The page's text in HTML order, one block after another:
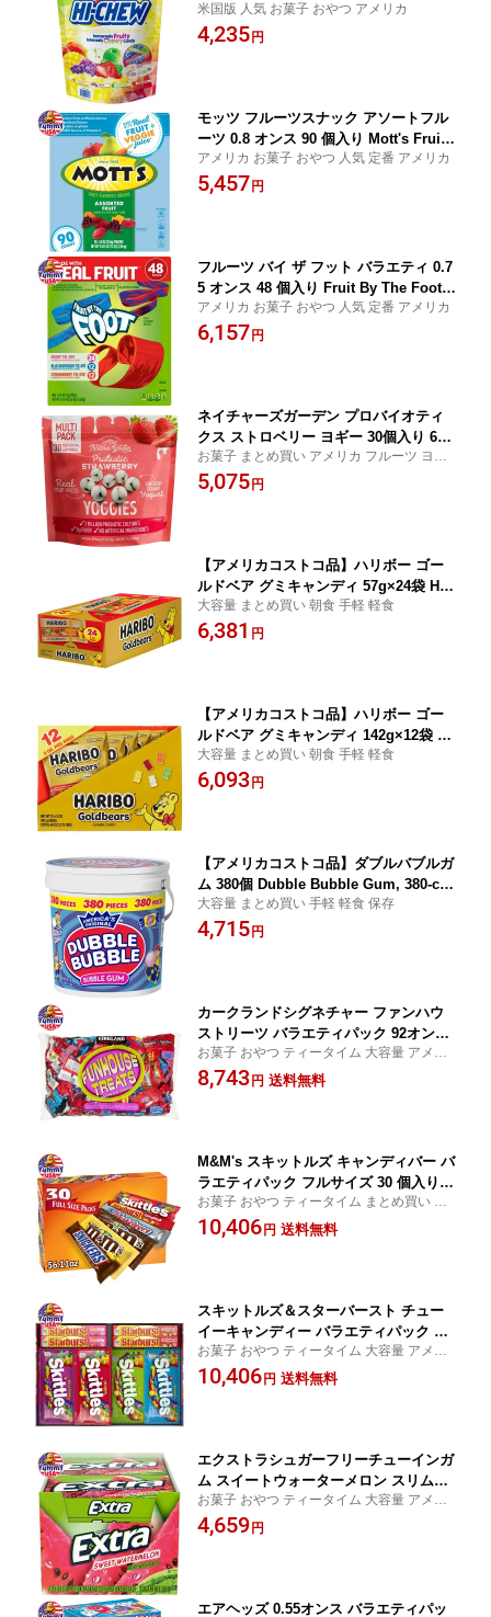
s, Original Mix, 30 oz 日本未発売 大容
量 【お取り寄せ商品】
米国版 人気 お菓子 おやつ アメリカ
4,235 円
モッツ フルーツスナック アソートフル
ーツ 0.8 オンス 90 個入り Mott's Fruit
Snacks, Assorted Fruit, 0.8 oz, 90-cou
nt 日本未発売 大容量 【お取り寄せ商
アメリカ お菓子 おやつ 人気 定番 アメリカ
5,457 円
フルーツ バイ ザ フット バラエティ 0.7
5 オンス 48 個入り Fruit By The Foot,
Variety, 0.75 oz, 48-count 日本未発売
大容量 【お取り寄せ商品】
アメリカ お菓子 おやつ 人気 定番 アメリカ
6,157 円
ネイチャーズガーデン プロバイオティ
クス ストロベリー ヨギー 30個入り 600
g Nature's Garden, Probiotic Strawber
ry Yoggies, 0.7 oz, 30-count 【お取り
お菓子 まとめ買い アメリカ フルーツ ヨー
グルト 手軽
5,075 円
【アメリカコストコ品】ハリボー ゴー
ルドベア グミキャンディ 57g×24袋 Har
ibo Goldbears Gummi Candy, 2 oz, 24
-count 【お取り寄せ商品】【合わせて
大容量 まとめ買い 朝食 手軽 軽食
6,381 円
【アメリカコストコ品】ハリボー ゴー
ルドベア グミキャンディ 142g×12袋 Ha
ribo Goldbears Gummi Candy, 5 oz, 1
2-coun 【お取り寄せ商品】【合わせて
大容量 まとめ買い 朝食 手軽 軽食
6,093 円
【アメリカコストコ品】ダブルバブルガ
ム 380個 Dubble Bubble Gum, 380-co
unt 【お取り寄せ商品】【合わせて買い
たい】
大容量 まとめ買い 手軽 軽食 保存
4,715 円
カークランドシグネチャー ファンハウ
ストリーツ バラエティパック 92オンス
Kirkland Signature Funhouse Treats,
Variety Pack, 92 oz 日本未発売【お取
お菓子 おやつ ティータイム 大容量 アメリ
カ
8,743 円 送料無料
M&M's スキットルズ キャンディバー バ
ラエティパック フルサイズ 30 個入り M
&M's, Skittles and More Candy Bars,
Variety Pack, Full Size, 30-count 大容
お菓子 おやつ ティータイム まとめ買い 人
気 定番 チョコ マーブル アソート
10,406 円 送料無料
スキットルズ＆スターバースト チュー
イーキャンディー バラエティパック フ
ルサイズ 30個入り Skittles and Starbur
st Chewy Candy, Variety Pack, Full Si
お菓子 おやつ ティータイム 大容量 アメリ
カ
10,406 円 送料無料
エクストラシュガーフリーチューインガ
ム スイートウォーターメロン スリムパ
ック 15本 10個入り Extra Sugar Free C
hewing Gum, Sweet Watermelon, Sli
お菓子 おやつ ティータイム 大容量 アメリ
カ
4,659 円
エアヘッズ 0.55オンス バラエティパッ